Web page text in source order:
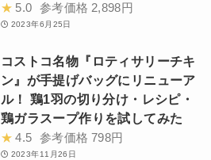
★ 5.0 参考価格 2,898円
2023年6月25日
コストコ名物『ロティサリーチキ
ン』が手提げバッグにリニューア
ル！ 鶏1羽の切り分け・レシピ・
鶏ガラスープ作りを試してみた
★ 4.5 参考価格 798円
2023年11月26日